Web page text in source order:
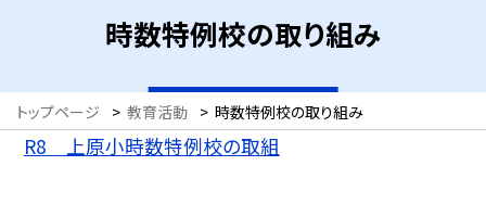
時数特例校の取り組み
トップページ > 教育活動 > 時数特例校の取り組み
R8 上原小時数特例校の取組